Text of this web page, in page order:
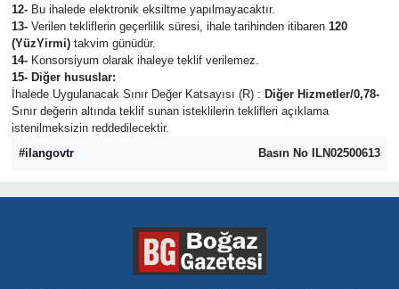
12- Bu ihalede elektronik eksiltme yapılmayacaktır.
13-Verilen tekliflerin geçerlilik süresi, ihale tarihinden itibaren 120
(YüzYirmi)takvim günüdür.
14-Konsorsiyum olarak ihaleye teklif verilemez.
15- Diğer hususlar:
İhalede Uygulanacak Sınır Değer Katsayısı (R) : Diğer Hizmetler/0,78-
Sınır değerin altında teklif sunan isteklilerin teklifleri açıklama
istenilmeksizin reddedilecektir.
#ilangovtr
Basın No ILN02500613